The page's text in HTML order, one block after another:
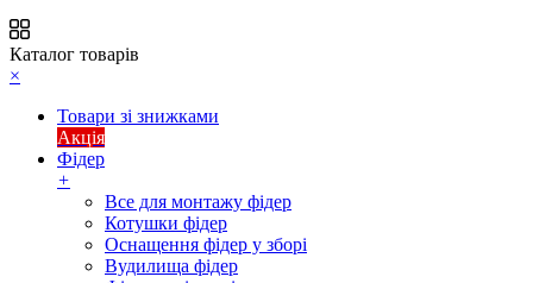
Каталог товарів
×
Товари зі знижками
Акція
Фідер
+
Все для монтажу фідер
Котушки фідер
Оснащення фідер у зборі
Вудилища фідер